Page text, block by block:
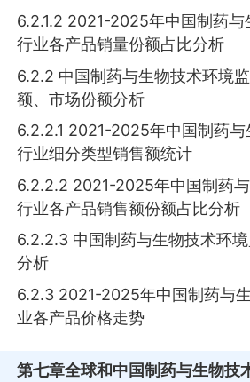
6.2.1.2 2021-2025年中国制药与
行业各产品销量份额占比分析
6.2.2 中国制药与生物技术环境
额、市场份额分析
6.2.2.1 2021-2025年中国制药与
行业细分类型销售额统计
6.2.2.2 2021-2025年中国制药
行业各产品销售额份额占比分析
6.2.2.3 中国制药与生物技术环
分析
6.2.3 2021-2025年中国制药与
业各产品价格走势
第七章全球和中国制药与生物技